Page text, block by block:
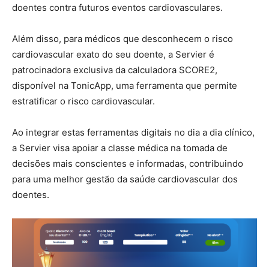
doentes contra futuros eventos cardiovasculares.
Além disso, para médicos que desconhecem o risco
cardiovascular exato do seu doente, a Servier é
patrocinadora exclusiva da calculadora SCORE2,
disponível na TonicApp, uma ferramenta que permite
estratificar o risco cardiovascular.
Ao integrar estas ferramentas digitais no dia a dia clínico,
a Servier visa apoiar a classe médica na tomada de
decisões mais conscientes e informadas, contribuindo
para uma melhor gestão da saúde cardiovascular dos
doentes.